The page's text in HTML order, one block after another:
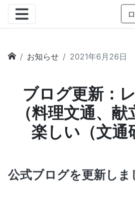
お知らせ 2021年6月26日
ブログ更新：
（料理文通、
楽しい（文通
公式ブログを更新しま